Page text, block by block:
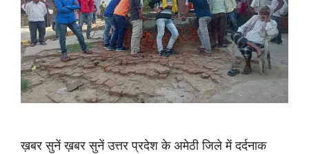
ख़बर सुनें ख़बर सुनें उत्तर प्रदेश के अमेठी जिले में दर्दनाक